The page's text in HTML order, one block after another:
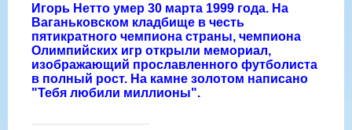
Игорь Нетто умер 30 марта 1999 года. На
Ваганьковском кладбище в честь
пятикратного чемпиона страны, чемпиона
Олимпийских игр открыли мемориал,
изображающий прославленного футболиста
в полный рост. На камне золотом написано
"Тебя любили миллионы".